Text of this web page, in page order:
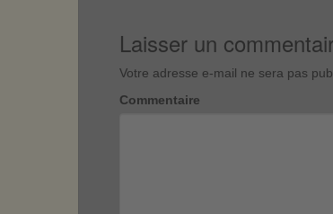
Laisser un
Votre adresse e-mail ne sera pas
Commentaire